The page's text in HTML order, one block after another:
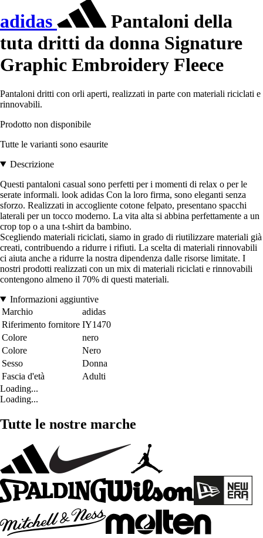
adidas
Pantaloni della
tuta dritti da donna Signature
Graphic Embroidery Fleece
Pantaloni dritti con orli aperti, realizzati in parte con materiali riciclati e
rinnovabili.
Prodotto non disponibile
Tutte le varianti sono esaurite
Descrizione
Questi pantaloni casual sono perfetti per i momenti di relax o per le
serate informali. look adidas Con la loro firma, sono eleganti senza
sforzo. Realizzati in accogliente cotone felpato, presentano spacchi
laterali per un tocco moderno. La vita alta si abbina perfettamente a un
crop top o a una t-shirt da bambino.
Scegliendo materiali riciclati, siamo in grado di riutilizzare materiali già
creati, contribuendo a ridurre i rifiuti. La scelta di materiali rinnovabili
ci aiuta anche a ridurre la nostra dipendenza dalle risorse limitate. I
nostri prodotti realizzati con un mix di materiali riciclati e rinnovabili
contengono almeno il 70% di questi materiali.
Informazioni aggiuntive
Marchio
adidas
Riferimento fornitore IY1470
Colore
nero
Colore
Nero
Sesso
Donna
Fascia d'età
Adulti
Loading...
Loading...
Tutte le nostre marche